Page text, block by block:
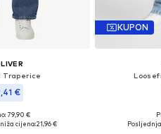
Traperice
€
više veličina
79,90 €
cijena:21,96 €
KUPON